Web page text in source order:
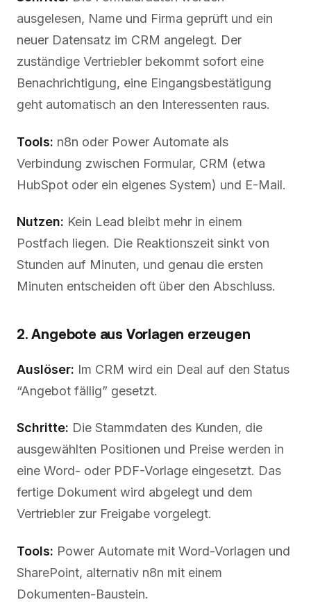
ausgelesen, Name und Firma geprüft und ein
neuer Datensatz im CRM angelegt. Der
zuständige Vertriebler bekommt sofort eine
Benachrichtigung, eine Eingangsbestätigung
geht automatisch an den Interessenten raus.
Tools: n8n oder Power Automate als
Verbindung zwischen Formular, CRM (etwa
HubSpot oder ein eigenes System) und E-Mail.
Nutzen: Kein Lead bleibt mehr in einem
Postfach liegen. Die Reaktionszeit sinkt von
Stunden auf Minuten, und genau die ersten
Minuten entscheiden oft über den Abschluss.
2. Angebote aus Vorlagen erzeugen
Auslöser: Im CRM wird ein Deal auf den Status
“Angebot fällig” gesetzt.
Schritte: Die Stammdaten des Kunden, die
ausgewählten Positionen und Preise werden in
eine Word- oder PDF-Vorlage eingesetzt. Das
fertige Dokument wird abgelegt und dem
Vertriebler zur Freigabe vorgelegt.
Tools: Power Automate mit Word-Vorlagen und
SharePoint, alternativ n8n mit einem
Dokumenten-Baustein.